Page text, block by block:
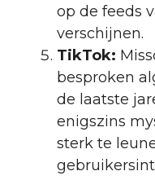
op de feeds
verschijnen.
TikTok:
besproken
de laatste
enigszins
sterk te